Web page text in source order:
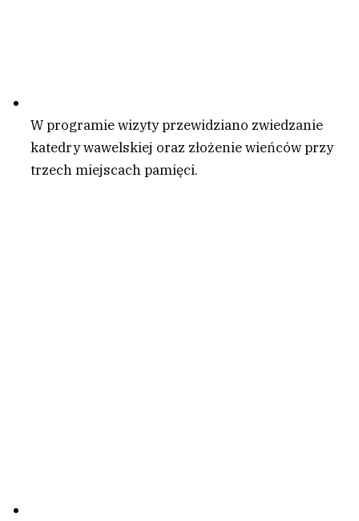
W programie wizyty przewidziano zwiedzanie
katedry wawelskiej oraz złożenie wieńców przy
trzech miejscach pamięci.